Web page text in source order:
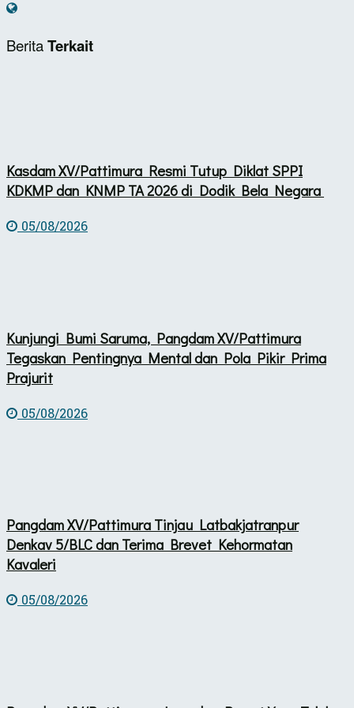
BeritaTerkait
Kasdam XV/Pattimura Resmi Tutup Diklat SPPI
KDKMP dan KNMP TA 2026 di Dodik Bela Negara ​
05/08/2026
Kunjungi Bumi Saruma, Pangdam XV/Pattimura
Tegaskan Pentingnya Mental dan Pola Pikir Prima
Prajurit
05/08/2026
Pangdam XV/Pattimura Tinjau Latbakjatranpur
Denkav 5/BLC dan Terima Brevet Kehormatan
Kavaleri
05/08/2026